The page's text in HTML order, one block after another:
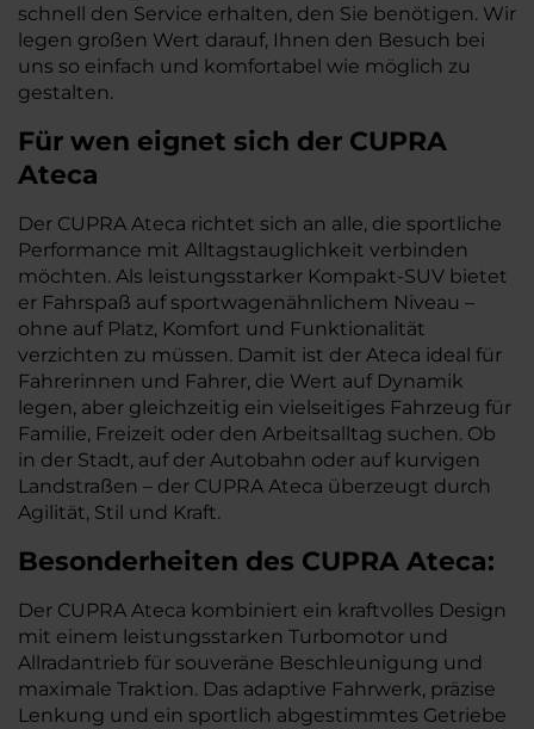
schnell den Service erhalten, den Sie benötigen. Wir
legen großen Wert darauf, Ihnen den Besuch bei
uns so einfach und komfortabel wie möglich zu
gestalten.
Für wen eignet sich der CUPRA
Ateca
Der CUPRA Ateca richtet sich an alle, die sportliche
Performance mit Alltagstauglichkeit verbinden
möchten. Als leistungsstarker Kompakt-SUV bietet
er Fahrspaß auf sportwagenähnlichem Niveau –
ohne auf Platz, Komfort und Funktionalität
verzichten zu müssen. Damit ist der Ateca ideal für
Fahrerinnen und Fahrer, die Wert auf Dynamik
legen, aber gleichzeitig ein vielseitiges Fahrzeug für
Familie, Freizeit oder den Arbeitsalltag suchen. Ob
in der Stadt, auf der Autobahn oder auf kurvigen
Landstraßen – der CUPRA Ateca überzeugt durch
Agilität, Stil und Kraft.
Besonderheiten des CUPRA Ateca:
Der CUPRA Ateca kombiniert ein kraftvolles Design
mit einem leistungsstarken Turbomotor und
Allradantrieb für souveräne Beschleunigung und
maximale Traktion. Das adaptive Fahrwerk, präzise
Lenkung und ein sportlich abgestimmtes Getriebe